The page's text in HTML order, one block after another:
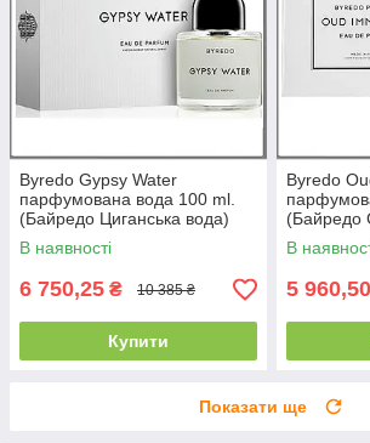
Byredo Gypsy Water
парфумована вода 100 ml.
(Байредо Циганська вода)
В наявності
6 750,25 ₴ 10 385 ₴
Купити
Byredo
(Байредо
В
5 960,50
Показати ще